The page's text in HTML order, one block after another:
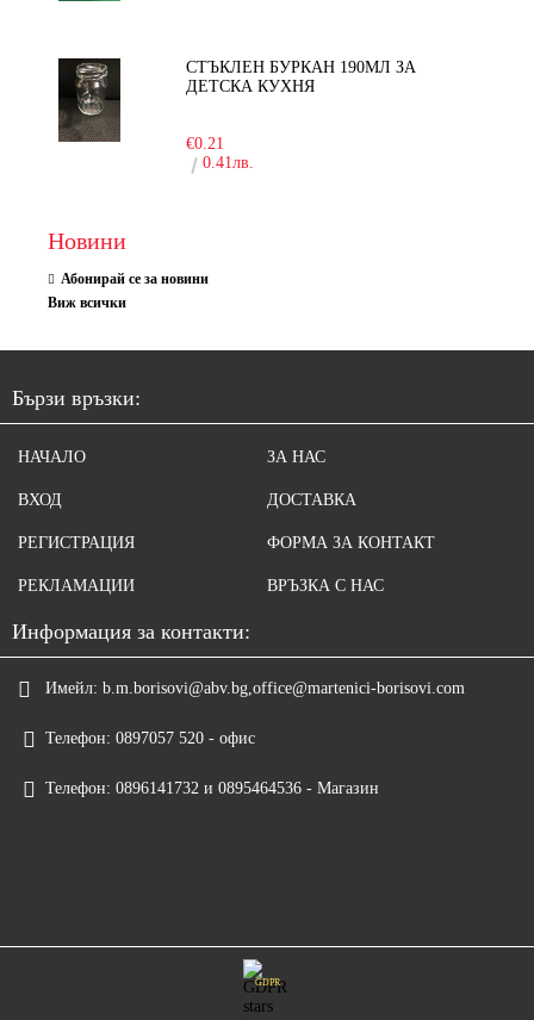
СТЪКЛЕН БУРКАН 190МЛ ЗА
ДЕТСКА КУХНЯ
€0.21
0.41лв.
Новини
Абонирай се за новини
Виж всички
Бързи връзки:
НАЧАЛО
ВХОД
РЕГИСТРАЦИЯ
РЕКЛАМАЦИИ
ЗА НАС
ДОСТАВКА
ФОРМА ЗА КОНТАКТ
ВРЪЗКА С НАС
Информация за контакти:
Имейл: b.m.borisovi@abv.bg,office@martenici-borisovi.com
Телефон: 0897057 520 - офис
Телефон: 0896141732 и 0895464536 - Магазин
GDPR